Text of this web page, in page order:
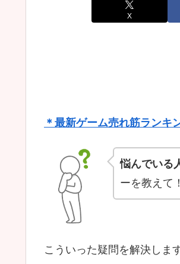
X
＊最新ゲーム売れ筋ランキ
悩んでいる
ーを教えて
こういった疑問を解決します